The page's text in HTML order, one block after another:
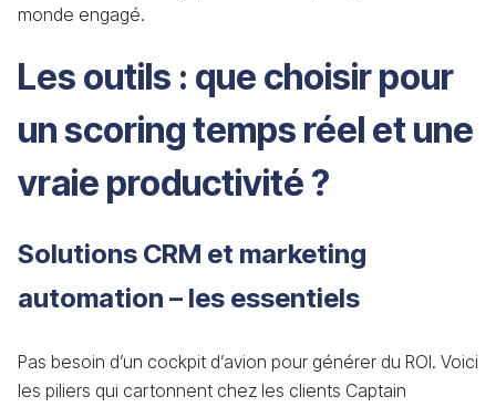
monde engagé.
Les outils : que choisir pour
un scoring temps réel et une
vraie productivité ?
Solutions CRM et marketing
automation – les essentiels
Pas besoin d’un cockpit d’avion pour générer du ROI. Voici
les piliers qui cartonnent chez les clients Captain